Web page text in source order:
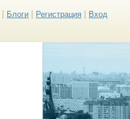
Блоги Регистрация Вход